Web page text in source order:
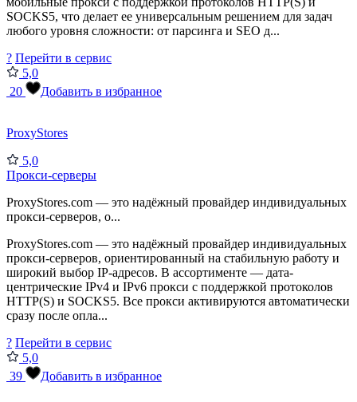
SOCKS5, что делает ее универсальным решением для задач
любого уровня сложности: от парсинга и SEO д...
? Перейти в сервис
5,0
20
Добавить в избранное
ProxyStores
5,0
Прокси-серверы
ProxyStores.com — это надёжный провайдер индивидуальных
прокси-серверов, о...
ProxyStores.com — это надёжный провайдер индивидуальных
прокси-серверов, ориентированный на стабильную работу и
широкий выбор IP-адресов. В ассортименте — дата-
центрические IPv4 и IPv6 прокси с поддержкой протоколов
HTTP(S) и SOCKS5. Все прокси активируются автоматически
сразу после опла...
? Перейти в сервис
5,0
39
Добавить в избранное